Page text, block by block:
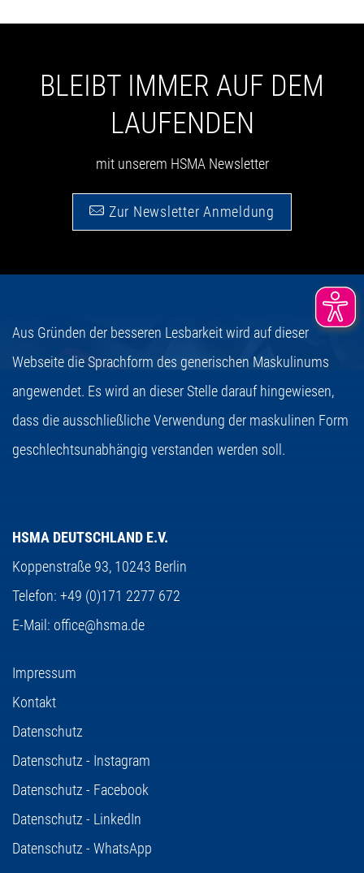
BLEIBT IMMER AUF DEM
LAUFENDEN
mit unserem HSMA Newsletter
Zur Newsletter Anmeldung
Aus Gründen der besseren Lesbarkeit wird auf dieser
Webseite die Sprachform des generischen Maskulinums
angewendet. Es wird an dieser Stelle darauf hingewiesen,
dass die ausschließliche Verwendung der maskulinen Form
geschlechtsunabhängig verstanden werden soll.
HSMA DEUTSCHLAND E.V.
Koppenstraße 93, 10243 Berlin
Telefon: +49 (0)171 2277 672
E-Mail: office@hsma.de
Impressum
Kontakt
Datenschutz
Datenschutz - Instagram
Datenschutz - Facebook
Datenschutz - LinkedIn
Datenschutz - WhatsApp